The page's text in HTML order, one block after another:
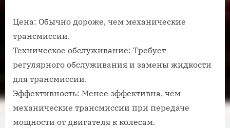
Цена: Обычно дороже, чем механические
трансмиссии.
Техническое обслуживание: Требует
регулярного обслуживания и замены жидкости
для трансмиссии.
Эффективность: Менее эффективна, чем
механические трансмиссии при передаче
мощности от двигателя к колесам.